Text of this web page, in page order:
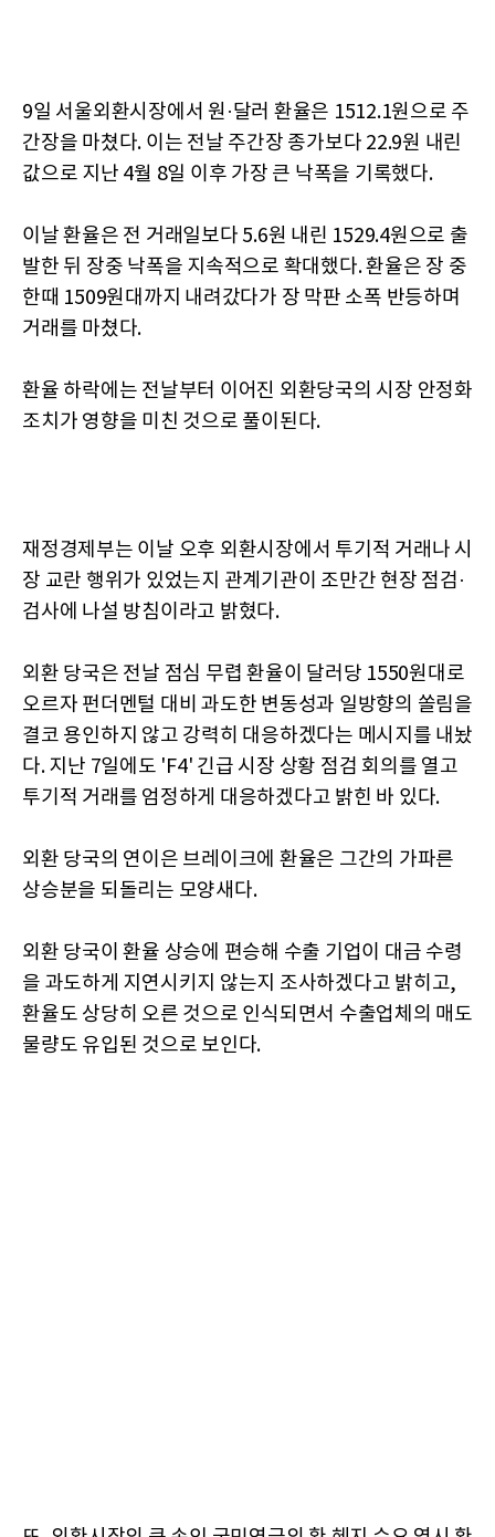
9일 서울외환시장에서 원·달러 환율은 1512.1원으로 주
간장을 마쳤다. 이는 전날 주간장 종가보다 22.9원 내린
값으로 지난 4월 8일 이후 가장 큰 낙폭을 기록했다.
이날 환율은 전 거래일보다 5.6원 내린 1529.4원으로 출
발한 뒤 장중 낙폭을 지속적으로 확대했다. 환율은 장 중
한때 1509원대까지 내려갔다가 장 막판 소폭 반등하며
거래를 마쳤다.
환율 하락에는 전날부터 이어진 외환당국의 시장 안정화
조치가 영향을 미친 것으로 풀이된다.
재정경제부는 이날 오후 외환시장에서 투기적 거래나 시
장 교란 행위가 있었는지 관계기관이 조만간 현장 점검·
검사에 나설 방침이라고 밝혔다.
외환 당국은 전날 점심 무렵 환율이 달러당 1550원대로
오르자 펀더멘털 대비 과도한 변동성과 일방향의 쏠림을
결코 용인하지 않고 강력히 대응하겠다는 메시지를 내놨
다. 지난 7일에도 'F4' 긴급 시장 상황 점검 회의를 열고
투기적 거래를 엄정하게 대응하겠다고 밝힌 바 있다.
외환 당국의 연이은 브레이크에 환율은 그간의 가파른
상승분을 되돌리는 모양새다.
외환 당국이 환율 상승에 편승해 수출 기업이 대금 수령
을 과도하게 지연시키지 않는지 조사하겠다고 밝히고,
환율도 상당히 오른 것으로 인식되면서 수출업체의 매도
물량도 유입된 것으로 보인다.